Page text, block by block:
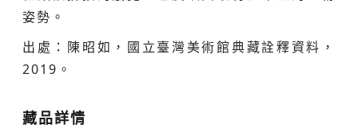
姿勢。
出處：陳昭如，國立臺灣美術館典藏詮釋資料，
2019。
藏品詳情